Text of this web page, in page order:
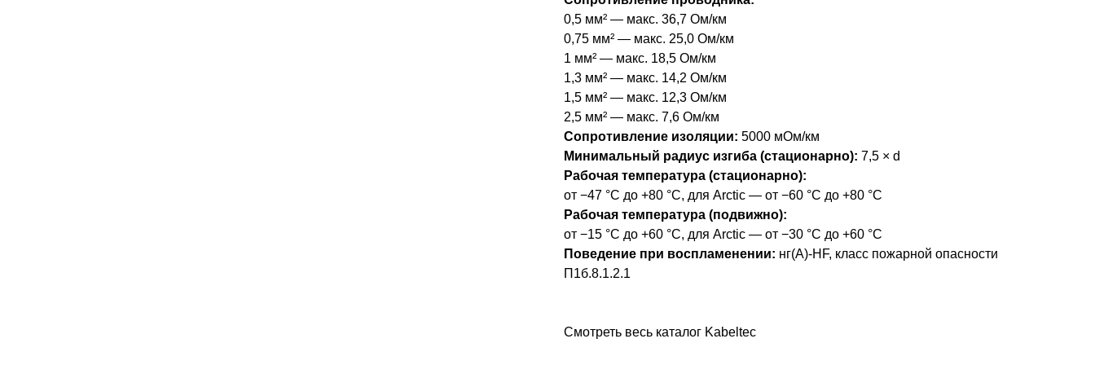
0,5 мм² — макс. 36,7 Ом/км
0,75 мм² — макс. 25,0 Ом/км
1 мм² — макс. 18,5 Ом/км
1,3 мм² — макс. 14,2 Ом/км
1,5 мм² — макс. 12,3 Ом/км
2,5 мм² — макс. 7,6 Ом/км
Сопротивление изоляции: 5000 мОм/км
Минимальный радиус изгиба (стационарно): 7,5 × d
Рабочая температура (стационарно):
от −47 °C до +80 °C, для Arctic — от −60 °C до +80 °C
Рабочая температура (подвижно):
от −15 °C до +60 °C, для Arctic — от −30 °C до +60 °C
Поведение при воспламенении: нг(А)-HF, класс пожарной опасности
П1б.8.1.2.1
Смотреть весь каталог Kabeltec